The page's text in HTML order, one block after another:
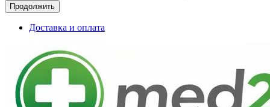
Продолжить
Доставка и оплата